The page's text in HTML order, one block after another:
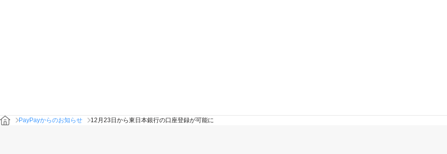
PayPayからのお知らせ 12月23日から東日本銀行の口座登録が可能に